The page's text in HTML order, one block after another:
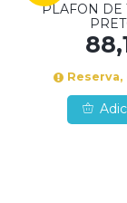
PLAFON DE
Reserva,